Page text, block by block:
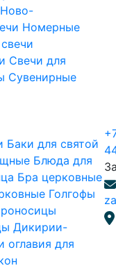
Ново-
Номерные
Свечи для
Сувенирные
Баки для святой
Блюда для
Бра церковные
Голгофы
Дикирии-
оглавия для